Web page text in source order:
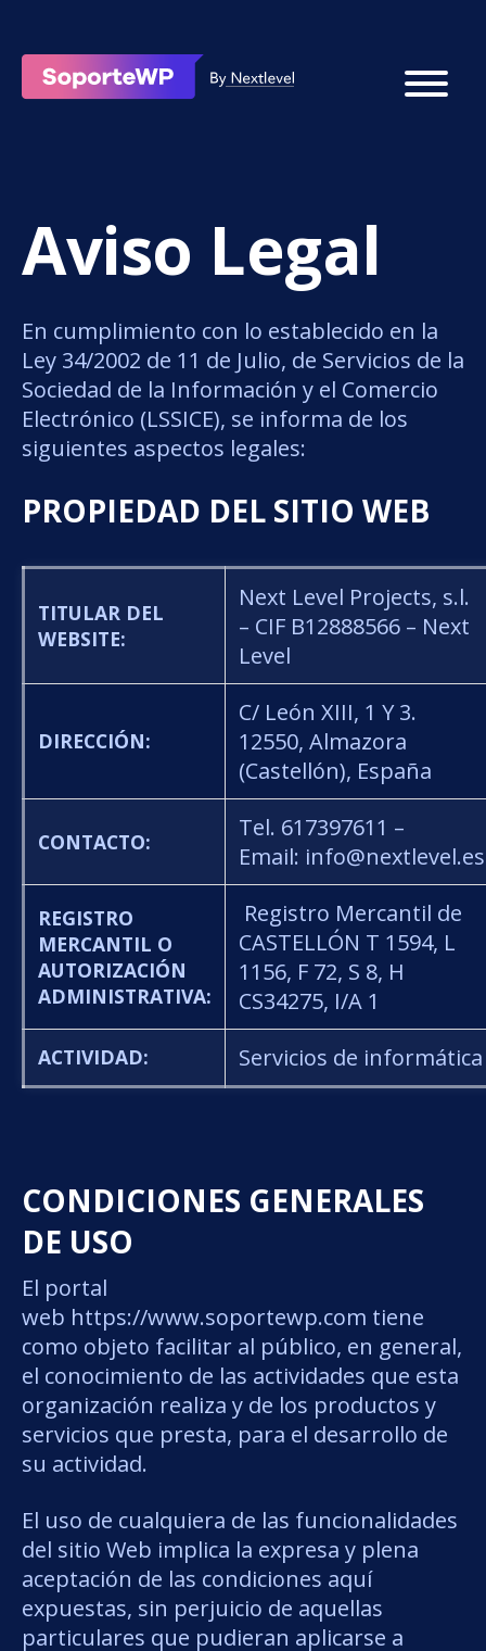
Aviso Legal
En cumplimiento con lo establecido en la
Ley 34/2002 de 11 de Julio, de Servicios de la
Sociedad de la Información y el Comercio
Electrónico (LSSICE), se informa de los
siguientes aspectos legales:
PROPIEDAD DEL SITIO WEB
TITULAR DEL
WEBSITE:
Next Level Projects, s.l.
– CIF B12888566 – Next
Level
DIRECCIÓN:
C/ León XIII, 1 Y 3.
12550, Almazora
(Castellón), España
CONTACTO:
Tel. 617397611 –
Email: info@nextlevel.es
REGISTRO
MERCANTIL O
AUTORIZACIÓN
ADMINISTRATIVA:
Registro Mercantil de
CASTELLÓN T 1594, L
1156, F 72, S 8, H
CS34275, I/A 1
ACTIVIDAD: Servicios de informática
CONDICIONES GENERALES
DE USO
El portal
web https://www.soportewp.com tiene
como objeto facilitar al público, en general,
el conocimiento de las actividades que esta
organización realiza y de los productos y
servicios que presta, para el desarrollo de
su actividad.
El uso de cualquiera de las funcionalidades
del sitio Web implica la expresa y plena
aceptación de las condiciones aquí
expuestas, sin perjuicio de aquellas
particulares que pudieran aplicarse a